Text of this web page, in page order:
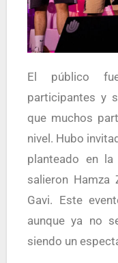
El público fue muy caluroso con los
participantes y
que muchos
nivel. Hubo
planteado en
salieron Hamza
Gavi. Este
aunque ya no
siendo un